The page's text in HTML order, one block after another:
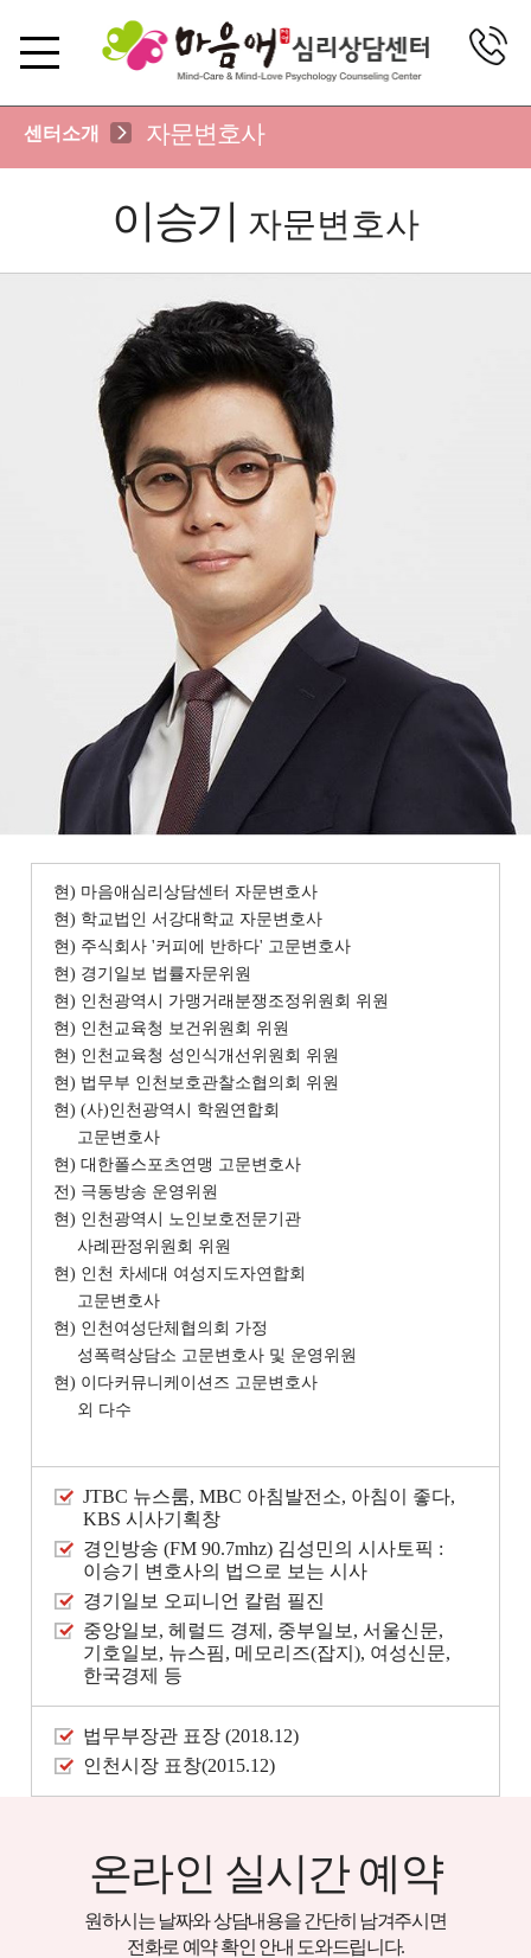
센터소개 자문변호사
이승기 자문변호사
현) 마음애심리상담센터 자문변호사
현) 학교법인 서강대학교 자문변호사
현) 주식회사 '커피에 반하다' 고문변호사
현) 경기일보 법률자문위원
현) 인천광역시 가맹거래분쟁조정위원회 위원
현) 인천교육청 보건위원회 위원
현) 인천교육청 성인식개선위원회 위원
현) 법무부 인천보호관찰소협의회 위원
현) (사)인천광역시 학원연합회
고문변호사
현) 대한폴스포츠연맹 고문변호사
전) 극동방송 운영위원
현) 인천광역시 노인보호전문기관
사례판정위원회 위원
현) 인천 차세대 여성지도자연합회
고문변호사
현) 인천여성단체협의회 가정
성폭력상담소 고문변호사 및 운영위원
현) 이다커뮤니케이션즈 고문변호사
외 다수
JTBC 뉴스룸, MBC 아침발전소, 아침이 좋다,
KBS 시사기획창
경인방송 (FM 90.7mhz) 김성민의 시사토픽 :
이승기 변호사의 법으로 보는 시사
경기일보 오피니언 칼럼 필진
중앙일보, 헤럴드 경제, 중부일보, 서울신문,
기호일보, 뉴스핌, 메모리즈(잡지), 여성신문,
한국경제 등
법무부장관 표장 (2018.12)
인천시장 표창(2015.12)
온라인 실시간 예약
원하시는 날짜와 상담내용을 간단히 남겨주시면
전화로 예약 확인 안내 도와드립니다.